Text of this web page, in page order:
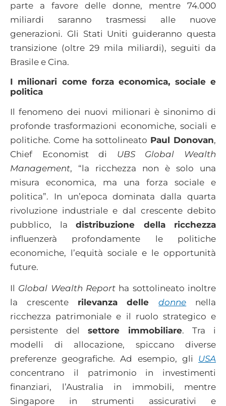
parte a favore delle donne, mentre 74.000
miliardi saranno trasmessi alle nuove
generazioni. Gli Stati Uniti guideranno questa
transizione (oltre 29 mila miliardi), seguiti da
Brasile e Cina.
I milionari come forza economica, sociale e
politica
Il fenomeno dei nuovi milionari è sinonimo di
profonde trasformazioni economiche, sociali e
politiche. Come ha sottolineato Paul Donovan,
Chief Economist di UBS Global Wealth
Management, “la ricchezza non è solo una
misura economica, ma una forza sociale e
politica”. In un’epoca dominata dalla quarta
rivoluzione industriale e dal crescente debito
pubblico, la distribuzione della ricchezza
influenzerà profondamente le politiche
economiche, l’equità sociale e le opportunità
future.
Il Global Wealth Report ha sottolineato inoltre
la crescente rilevanza delledonne nella
ricchezza patrimoniale e il ruolo strategico e
persistente del settore immobiliare. Tra i
modelli di allocazione, spiccano diverse
preferenze geografiche. Ad esempio, gli USA
concentrano il patrimonio in investimenti
finanziari, l’Australia in immobili, mentre
Singapore in strumenti assicurativi e